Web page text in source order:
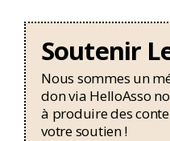
Soutenir
Nous sommes un
don via HelloAsso
à produire des
votre soutien !